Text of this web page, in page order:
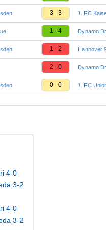
3 - 3 1. FC
1 - 4 Dynamo
1 - 2 Hannover
2 - 0 Dynamo
0 - 0 1. FC
4-0
3-2
4-0
3-2